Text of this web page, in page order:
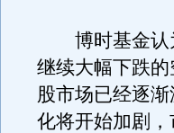
博时基金认
继续大幅下跌
股市场已经逐
化将开始加剧